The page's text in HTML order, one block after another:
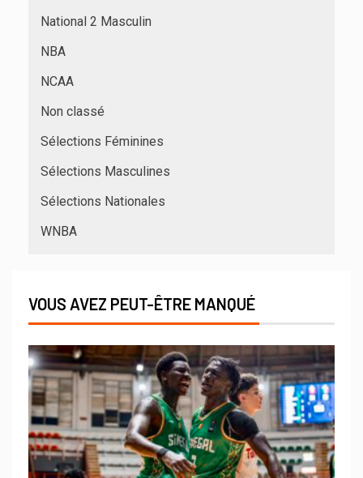
National 2 Masculin
NBA
NCAA
Non classé
Sélections Féminines
Sélections Masculines
Sélections Nationales
WNBA
VOUS AVEZ PEUT-ÊTRE MANQUÉ